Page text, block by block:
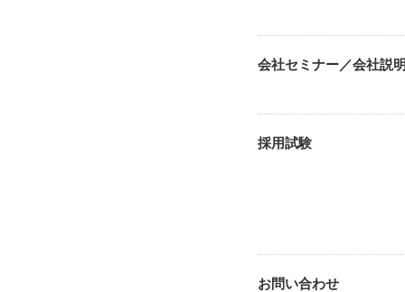
会社セミナー／会社説
採用試験
お問い合わせ